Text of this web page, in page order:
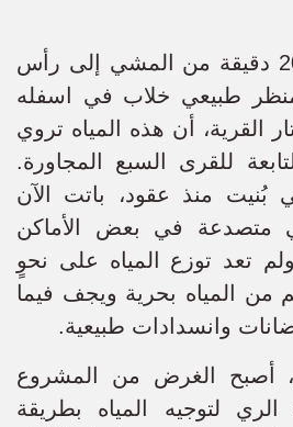
ووصلنا بعد حوالي 20 دقيقة من المشي إلى رأس
طبيعي خلاب في اسفله
القرية، أن هذه المياه تروي
للقرى السبع المجاورة.
بُنيت منذ عقود، باتت الآن
متصدعة في بعض الأماكن
تعد توزع المياه على نحوٍ
من المياه بحرية ويجف فيما
وانسدادات طبيعية.
أصبح الغرض من المشروع
لتوجيه المياه بطريقة